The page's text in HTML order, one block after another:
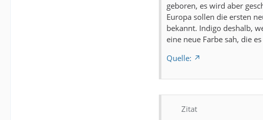
geboren, es wird aber
Europa sollen die ersten
bekannt. Indigo deshalb,
eine neue Farbe sah, die
Quelle:
Zitat